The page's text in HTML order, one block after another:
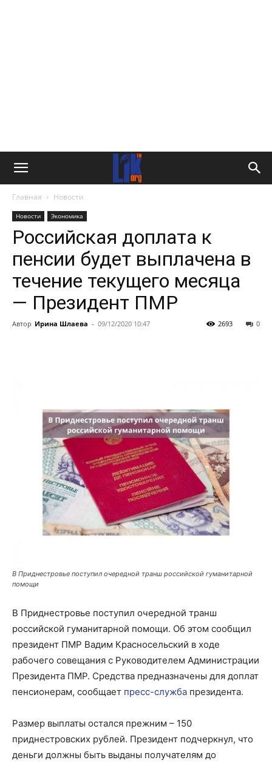
Главная Новости
Новости Экономика
Российская доплата к
пенсии будет выплачена в
течение текущего месяца
— Президент ПМР
Автор Ирина Шлаева - 09/12/2020 10:47 0
2693
В Приднестровье поступил очередной транш российской гуманитарной
помощи
В Приднестровье поступил очередной транш
российской гуманитарной помощи. Об этом сообщил
президент ПМР Вадим Красносельский в ходе
рабочего совещания с Руководителем Администрации
Президента ПМР. Средства предназначены для доплат
пенсионерам, сообщает пресс-служба президента.
Размер выплаты остался прежним – 150
приднестровских рублей. Президент подчеркнул, что
деньги должны быть выданы получателям до